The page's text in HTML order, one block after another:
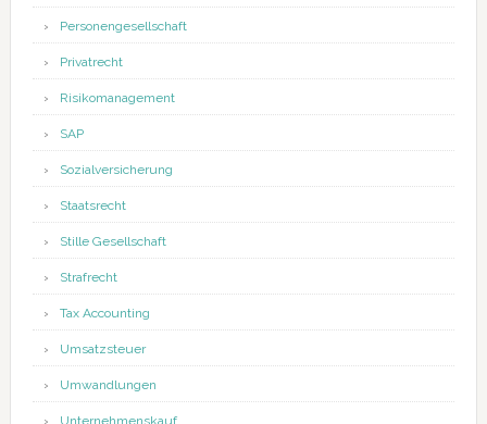
Personengesellschaft
Privatrecht
Risikomanagement
SAP
Sozialversicherung
Staatsrecht
Stille Gesellschaft
Strafrecht
Tax Accounting
Umsatzsteuer
Umwandlungen